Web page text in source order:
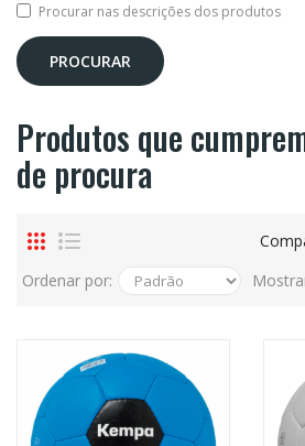
Procurar nas descrições dos produtos
Produtos que
de procura
Ordenar por: